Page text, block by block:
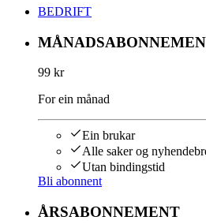
BEDRIFT
99 kr
For ein månad
Ein brukar
Alle saker og
Utan bindingstid
Bli abonnent
ÅRSABONNEMENT